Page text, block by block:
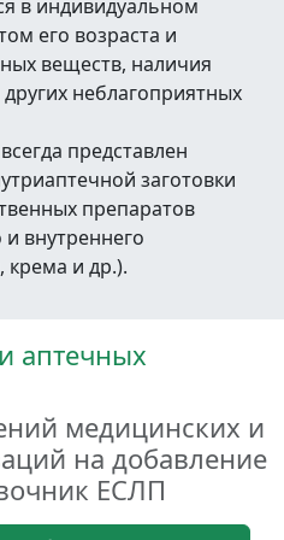
в индивидуальном
его возраста и
веществ, наличия
неблагоприятных
представлен
заготовки
препаратов
внутреннего
крема и др.).
аптечных
медицинских и
на добавление
ЕСЛП